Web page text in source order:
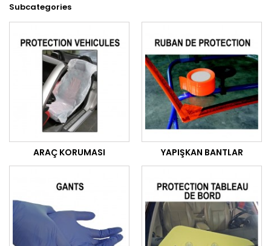
Subcategories
ARAÇ KORUMASI YAPIŞKAN BANTLAR